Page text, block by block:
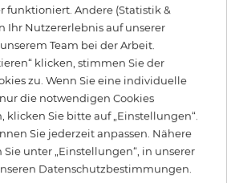
funktioniert. Andere (Statistik &
Ihr Nutzererlebnis auf unserer
Team bei der Arbeit.
klicken, stimmen Sie der
zu. Wenn Sie eine individuelle
die notwendigen Cookies
Sie bitte auf „Einstellungen“.
Sie jederzeit anpassen. Nähere
unter „Einstellungen“, in unserer
Datenschutzbestimmungen.